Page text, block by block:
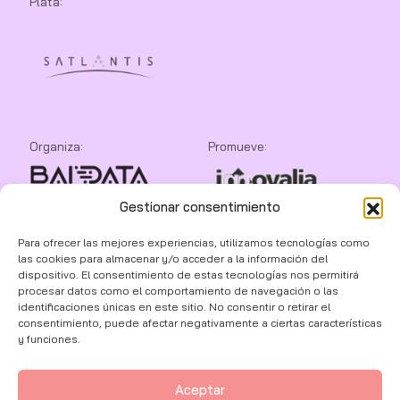
Gestionar consentimiento
Para ofrecer las mejores experiencias, utilizamos tecnologías como
las cookies para almacenar y/o acceder a la información del
dispositivo. El consentimiento de estas tecnologías nos permitirá
procesar datos como el comportamiento de navegación o las
identificaciones únicas en este sitio. No consentir o retirar el
consentimiento, puede afectar negativamente a ciertas características
y funciones.
Aceptar
Organiza: Promueve:
Colaboran: